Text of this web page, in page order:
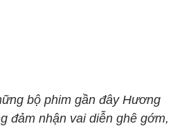
bộ phim gần đây Hương
đảm nhận vai diễn ghê gớm,